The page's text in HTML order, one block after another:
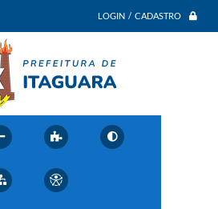
LOGIN / CADASTRO